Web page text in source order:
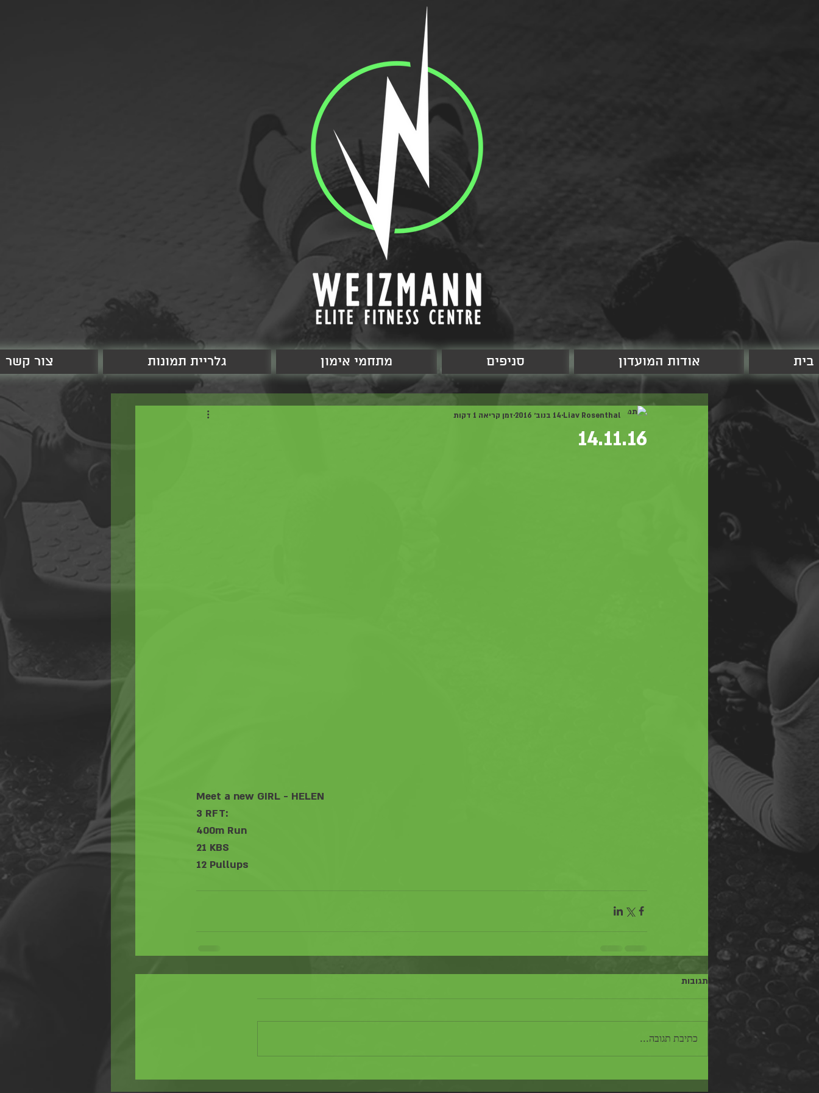
צור קשר גלריית תמונות מתחמי אימון סניפים אודות המועדון בית
14.11.16
Liav Rosenthal 14 בנוב׳ 2016 זמן קריאה 1 דקות
Meet a new GIRL - HELEN
3 RFT:
400m Run
21 KBS
12 Pullups
תגובות
כתיבת תגובה...